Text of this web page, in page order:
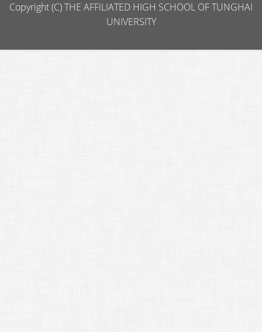
Copyright (C) THE AFFILIATED HIGH SCHOOL OF TUNGHAI
UNIVERSITY